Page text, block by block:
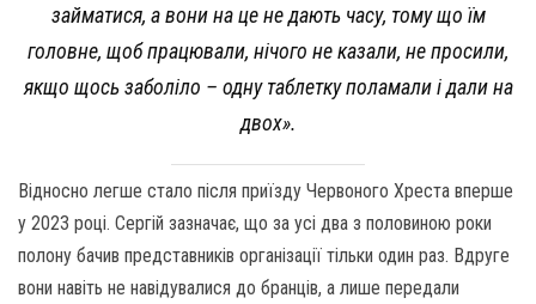
займатися, а вони на це не дають часу, тому що їм
головне, щоб працювали, нічого не казали, не просили,
якщо щось заболіло – одну таблетку поламали і дали на
двох».
Відносно легше стало після приїзду Червоного Хреста вперше
у 2023 році. Сергій зазначає, що за усі два з половиною роки
полону бачив представників організації тільки один раз. Вдруге
вони навіть не навідувалися до бранців, а лише передали